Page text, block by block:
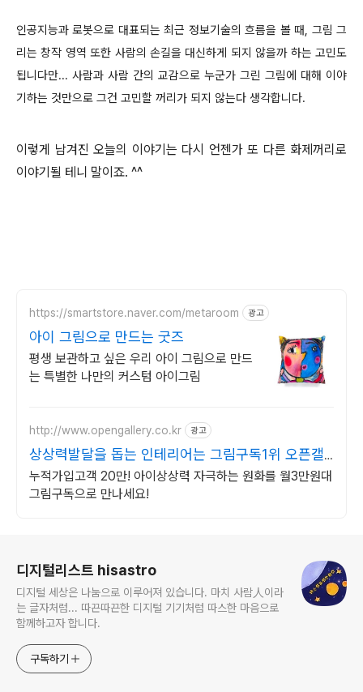
인공지능과 로봇으로 대표되는 최근 정보기술의 흐름을 볼 때, 그림 그
리는 창작 영역 또한 사람의 손길을 대신하게 되지 않을까 하는 고민도
됩니다만... 사람과 사람 간의 교감으로 누군가 그린 그림에 대해 이야
기하는 것만으로 그건 고민할 꺼리가 되지 않는다 생각합니다.
이렇게 남겨진 오늘의 이야기는 다시 언젠가 또 다른 화제꺼리로
이야기될 테니 말이죠. ^^
https://smartstore.naver.com/metaroom 광고
아이 그림으로 만드는 굿즈
평생 보관하고 싶은 우리 아이 그림으로 만드
는 특별한 나만의 커스텀 아이그림
http://www.opengallery.co.kr 광고
상상력발달을 돕는 인테리어는 그림구독1위 오픈갤
러리에서!
누적가입고객 20만! 아이상상력 자극하는 원화를 월3만원대
그림구독으로 만나세요!
디지털리스트 hisastro
디지털 세상은 나눔으로 이루어져 있습니다. 마치 사람人이라
는 글자처럼... 따끈따끈한 디지털 기기처럼 따스한 마음으로
함께하고자 합니다.
구독하기